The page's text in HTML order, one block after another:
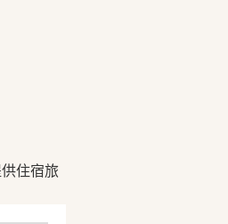
住宿旅